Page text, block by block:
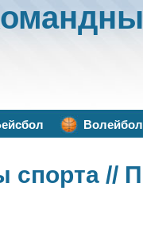
Волейбол
спорта //